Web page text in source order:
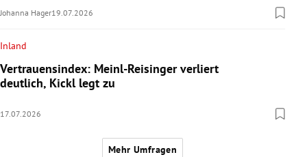
Johanna Hager19.07.2026
Inland
Vertrauensindex: Meinl-Reisinger verliert
deutlich, Kickl legt zu
17.07.2026
Mehr Umfragen